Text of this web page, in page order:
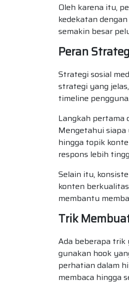
Oleh karena itu,
kedekatan
semakin besar
Peran
Strategi sosial
strategi yang
timeline pengguna.
Langkah pertama
Mengetahui siapa
hingga topik
respons lebih
Selain itu,
konten
membantu
Trik
Ada beberapa
gunakan hook
perhatian dalam
membaca hingga